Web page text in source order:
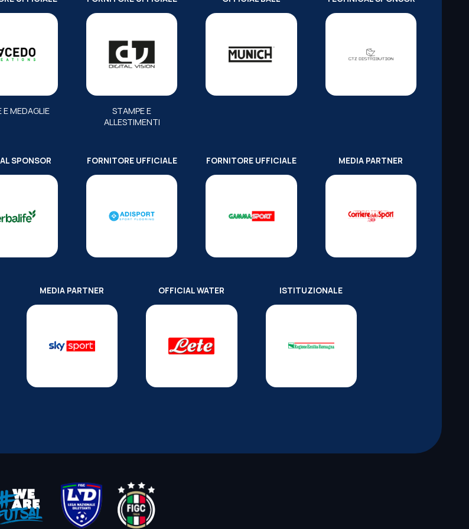
E MEDAGLIE
STAMPE E
ALLESTIMENTI
SPONSOR FORNITORE UFFICIALE FORNITORE UFFICIALE MEDIA PARTNER
MEDIA PARTNER OFFICIAL WATER ISTITUZIONALE